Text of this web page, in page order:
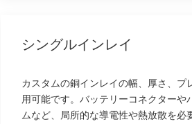
シングルインレイ
カスタムの銅インレイの幅、厚さ、プ
用可能です。バッテリーコネクターや
ムなど、局所的な導電性や熱放散を必